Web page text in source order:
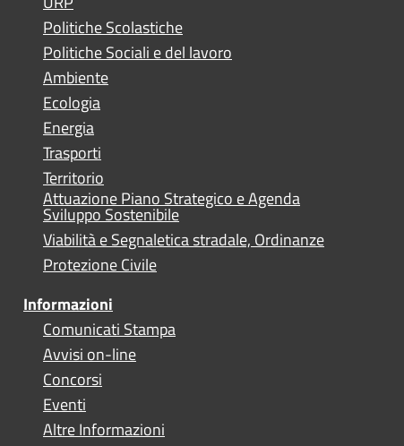
Politiche Scolastiche
Politiche Sociali e del lavoro
Ambiente
Ecologia
Energia
Trasporti
Territorio
Attuazione Piano Strategico e Agenda
Sviluppo Sostenibile
Viabilità e Segnaletica stradale, Ordinanze
Protezione Civile
Informazioni
Comunicati Stampa
Avvisi on-line
Concorsi
Eventi
Altre Informazioni